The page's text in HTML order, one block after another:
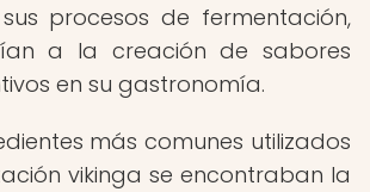
procesos de fermentación,
a la creación de sabores
en su gastronomía.
más comunes utilizados
vikinga se encontraban la